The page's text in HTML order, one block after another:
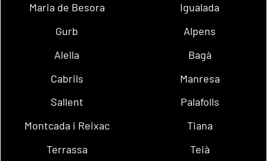
Maria de Besora
Igualada
Gurb
Alpens
Alella
Bagà
Cabrils
Manresa
Sallent
Palafolls
Montcada i Reixac
Tiana
Terrassa
Teià